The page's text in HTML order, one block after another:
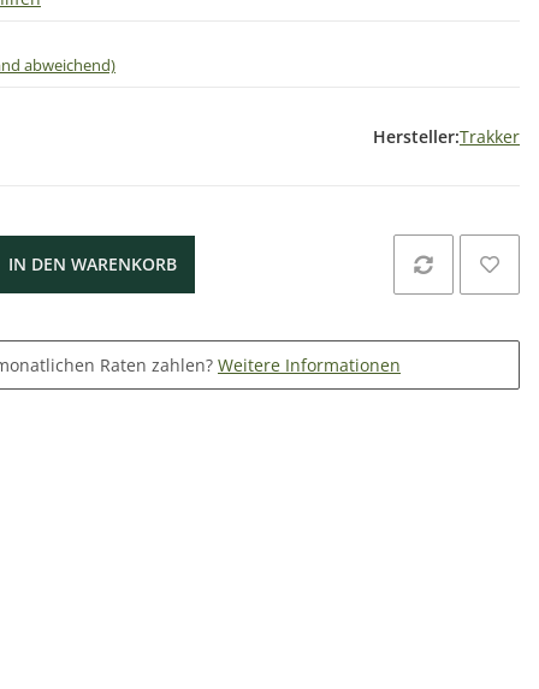
abweichend)
Hersteller:Trakker
IN DEN WARENKORB
Raten zahlen? Weitere Informationen